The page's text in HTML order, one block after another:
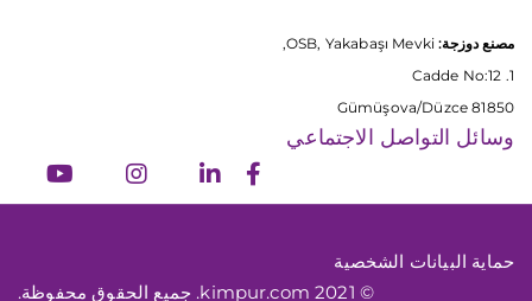
مصنع دوزجة:OSB, Yakabaşı Mevki,
1. Cadde No:12
81850 Gümüşova/Düzce
وسائل التواصل الاجتماعي
حماية البيانات الشخصية
© 2021 kimpur.com. جميع الحقوق محفوظة.